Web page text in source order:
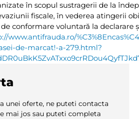
în scopul sustragerii de la
fiscale, în vederea atingerii
conformare voluntară la declarare
www.antifrauda.ro/
de-marcat!-a-279.html?
unei oferte, ne puteti contacta
mai jos sau puteti completa